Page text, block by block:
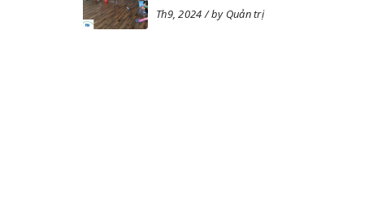
Th9, 2024 / by Quản trị